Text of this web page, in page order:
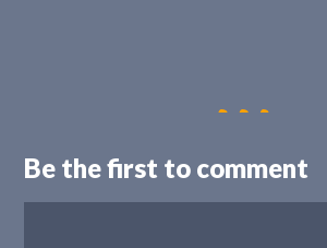
Be the first to comment